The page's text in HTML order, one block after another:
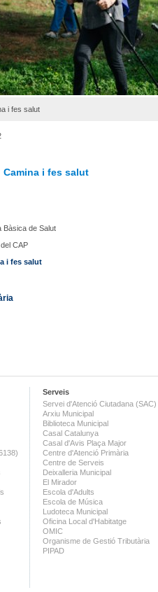
i fes salut
i fes salut
Bàsica de Salut
CAP
i fes salut
Serveis
Servei d'Atenció Ciutadana (SAC)
Arxiu Municipal
Biblioteca Municipal
Casal Catalunya
Casal d'Avis Plaça Major
Centre d'Atenció Primària
Centre de Serveis
Deixalleria Municipal
El Mirador
Escola d'Adults
Escola de Música
Ludoteca Municipal
Oficina Local d'Habitatge
OMIC
Organisme de Gestió Tributària
PIPAD